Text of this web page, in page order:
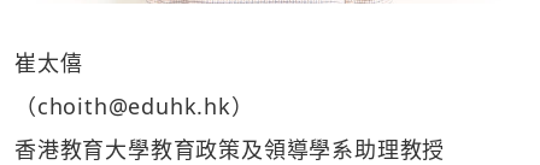
崔太僖
（choith@eduhk.hk）
香港教育大學教育政策及領導學系助理教授